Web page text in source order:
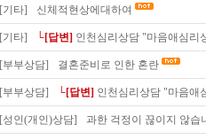
[기타] 신체적현상에대하여
[기타] └[답변] 인천심리상담 "마음애심리
[부부상담] 결혼준비로 인한 혼란
[부부상담] └[답변] 인천심리상담 "마음애
[성인(개인)상담] 과한 걱정이 끊이지 않습